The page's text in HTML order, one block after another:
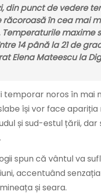
din punct de vedere
răcoroasă în cea mai
Temperaturile maxime
14 până la 21 de
Elena Mateescu la
temporar noros în mai
își vor face apariția
și sud-estul țării, dar
spun că vântul va
accentuând
și seara.